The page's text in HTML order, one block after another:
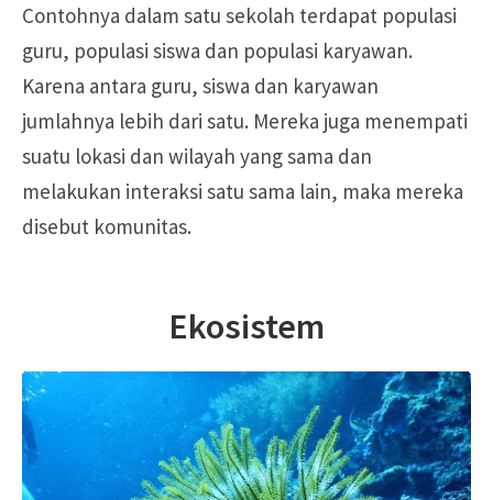
Contohnya dalam satu sekolah terdapat populasi
guru, populasi siswa dan populasi karyawan.
Karena antara guru, siswa dan karyawan
jumlahnya lebih dari satu. Mereka juga menempati
suatu lokasi dan wilayah yang sama dan
melakukan interaksi satu sama lain, maka mereka
disebut komunitas.
Ekosistem